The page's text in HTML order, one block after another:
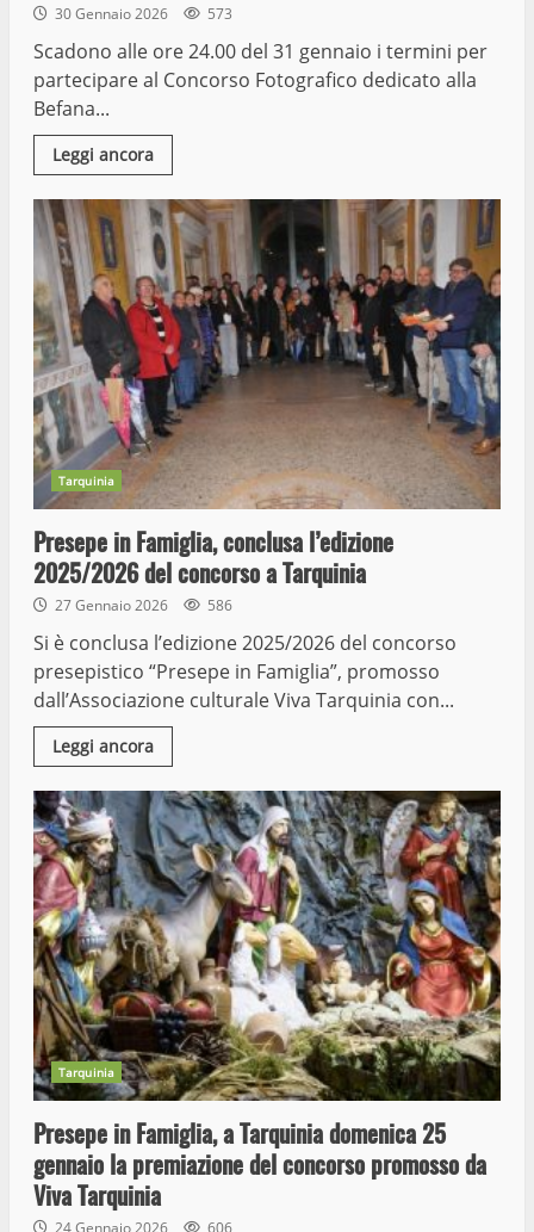
30 Gennaio 2026 573
Scadono alle ore 24.00 del 31 gennaio i termini per
partecipare al Concorso Fotografico dedicato alla
Befana...
Leggi ancora
Tarquinia
Presepe in Famiglia, conclusa l’edizione
2025/2026 del concorso a Tarquinia
27 Gennaio 2026 586
Si è conclusa l’edizione 2025/2026 del concorso
presepistico “Presepe in Famiglia”, promosso
dall’Associazione culturale Viva Tarquinia con...
Leggi ancora
Tarquinia
Presepe in Famiglia, a Tarquinia domenica 25
gennaio la premiazione del concorso promosso da
Viva Tarquinia